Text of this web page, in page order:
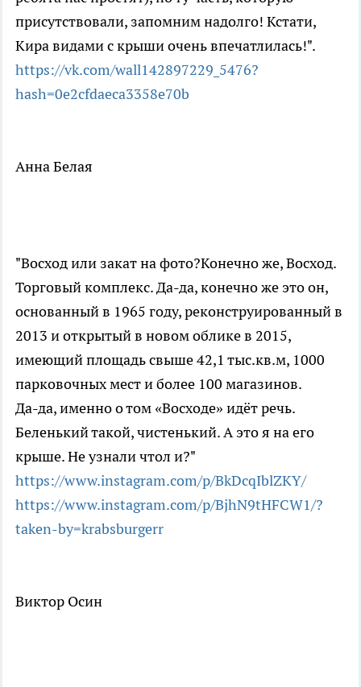
присутствовали, запомним надолго! Кстати,
Кира видами с крыши очень впечатлилась!".
https://vk.com/wall142897229_5476?
hash=0e2cfdaeca3358e70b
Анна Белая
"Восход или закат на фото?Конечно же, Восход.
Торговый комплекс. Да-да, конечно же это он,
основанный в 1965 году, реконструированный в
2013 и открытый в новом облике в 2015,
имеющий площадь свыше 42,1 тыс.кв.м, 1000
парковочных мест и более 100 магазинов.⠀
Да-да, именно о том «Восходе» идёт речь.
Беленький такой, чистенький. А это я на его
крыше. Не узнали чтол и?"
https://www.instagram.com/p/BkDcqIblZKY/⠀
https://www.instagram.com/p/BjhN9tHFCW1/?
taken-by=krabsburgerr
Виктор Осин